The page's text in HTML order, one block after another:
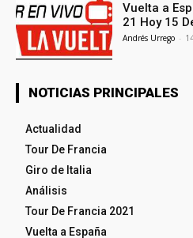
Vuelta a
21 Hoy 15
Andrés Urrego -
NOTICIAS PRINCIPALES
Actualidad
Tour De Francia
Giro de Italia
Análisis
Tour De Francia 2021
Vuelta a España